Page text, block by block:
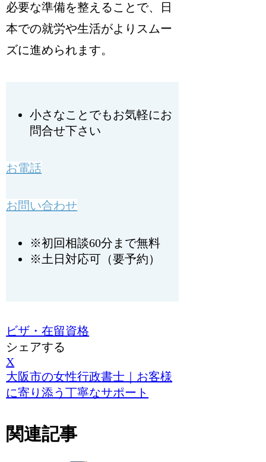
必要な準備を整えることで、日
本での就労や生活がよりスムー
ズに進められます。
小さなことでもお気軽にお
問合せ下さい
お電話
お問い合わせ
※初回相談60分まで無料
※土日対応可（要予約）
ビザ・在留資格
シェアする
X
大阪市の女性行政書士｜お客様
に寄り添う丁寧なサポート
関連記事